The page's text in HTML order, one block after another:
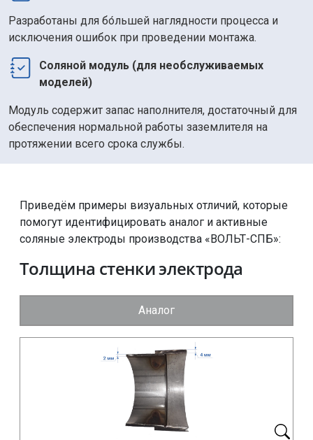
Разработаны для бо́льшей наглядности процесса и
исключения ошибок при проведении монтажа.
Соляной модуль (для необслуживаемых
моделей)
Модуль содержит запас наполнителя, достаточный для
обеспечения нормальной работы заземлителя на
протяжении всего срока службы.
Приведём примеры визуальных отличий, которые
помогут идентифицировать аналог и активные
соляные электроды производства «ВОЛЬТ-СПБ»:
Толщина стенки электрода
Аналог